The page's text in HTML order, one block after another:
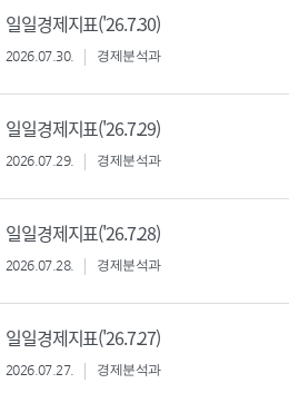
일일경제지표('26.7.30)
2026.07.30. 경제분석과
일일경제지표('26.7.29)
2026.07.29. 경제분석과
일일경제지표('26.7.28)
2026.07.28. 경제분석과
일일경제지표('26.7.27)
2026.07.27. 경제분석과